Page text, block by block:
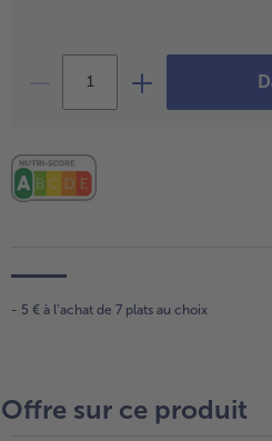
- € 5 à l’achat de 7
- 5 € à l’achat de 7 plats au choix
Offre sur ce produit